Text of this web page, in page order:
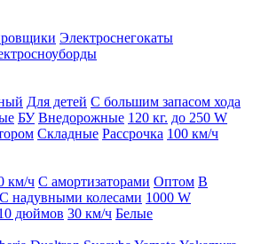
Электроснегокаты
Для детей С большим запасом хода
БУ Внедорожные 120 кг. до 250 W
Складные Рассрочка 100 км/ч
км/ч С амортизаторами Оптом В
С надувными колесами 1000 W
дюймов 30 км/ч Белые